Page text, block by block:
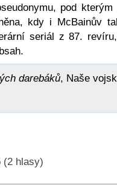
pod kterým
kdy i McBainův
seriál z 87.
darebáků, Naše
(2 hlasy)